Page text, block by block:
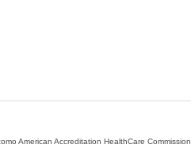
American Accreditation HealthCare